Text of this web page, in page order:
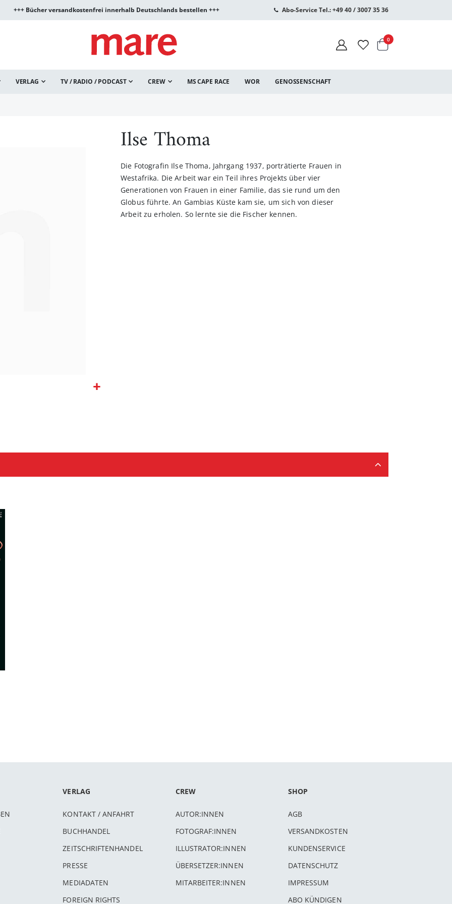
+++ Bücher versandkostenfrei innerhalb Deutschlands bestellen +++ Abo-Service Tel.: +49 40 / 3007 35 36
Warenkorb
0Artikel
VERLAG TV / RADIO / PODCAST CREW MS CAPE RACE WOR GENOSSENSCHAFT
Ilse Thoma
Die Fotografin Ilse Thoma, Jahrgang 1937, porträtierte Frauen in
Westafrika. Die Arbeit war ein Teil ihres Projekts über vier
Generationen von Frauen in einer Familie, das sie rund um den
Globus führte. An Gambias Küste kam sie, um sich von dieser
Arbeit zu erholen. So lernte sie die Fischer kennen.
VERLAG
KONTAKT / ANFAHRT
BUCHHANDEL
ZEITSCHRIFTENHANDEL
PRESSE
MEDIADATEN
FOREIGN RIGHTS
CREW
AUTOR:INNEN
FOTOGRAF:INNEN
ILLUSTRATOR:INNEN
ÜBERSETZER:INNEN
MITARBEITER:INNEN
SHOP
AGB
VERSANDKOSTEN
KUNDENSERVICE
DATENSCHUTZ
IMPRESSUM
ABO KÜNDIGEN